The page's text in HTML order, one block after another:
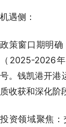
机遇侧：
政策窗口期明确
（2025-2026
号。钱凯港开港
质收获和深化阶
投资领域聚焦